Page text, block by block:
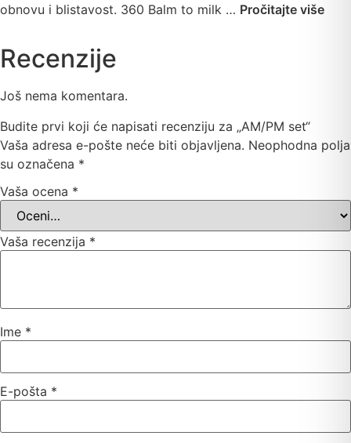
obnovu i blistavost. 360 Balm to milk … Pročitajte više
Recenzije
Još nema komentara.
Budite prvi koji će napisati recenziju za „AM/PM set“
Vaša adresa e-pošte neće biti objavljena. Neophodna polja
su označena *
Vaša ocena *
Vaša recenzija *
Ime *
E-pošta *